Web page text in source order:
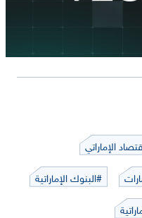
الإماراتي
#البنوك الإماراتية